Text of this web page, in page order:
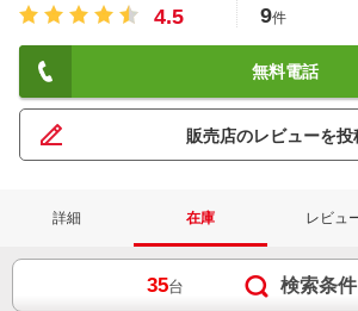
4.5 9件
無料電話
販売店のレビューを投
詳細 在庫 レビュ
35台 検索条